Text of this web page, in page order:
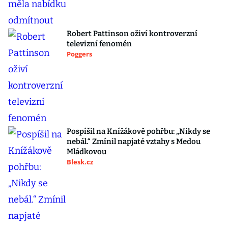
Robert Pattinson oživí kontroverzní
televizní fenomén
Poggers
Pospíšil na Knížákově pohřbu: „Nikdy se
nebál.“ Zmínil napjaté vztahy s Medou
Mládkovou
Blesk.cz